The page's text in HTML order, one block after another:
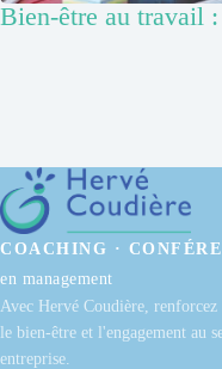
Bien-être au travail
COACHING ·
en management
Avec Hervé Coudière,
le bien-être et l'engagement au
entreprise.